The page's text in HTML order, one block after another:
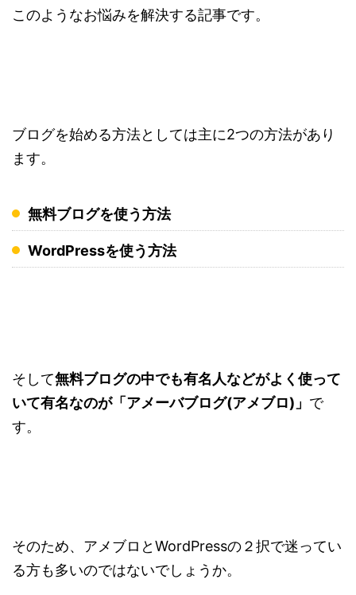
このようなお悩みを解決する記事です。
ブログを始める方法としては主に2つの方法があり
ます。
無料ブログを使う方法
WordPressを使う方法
そして無料ブログの中でも有名人などがよく使って
いて有名なのが「アメーバブログ(アメブロ)」 で
す。
そのため、アメブロとWordPressの２択で迷ってい
る方も多いのではないでしょうか。